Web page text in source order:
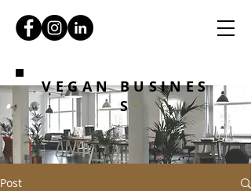
VEGAN BUSINES
S
Post